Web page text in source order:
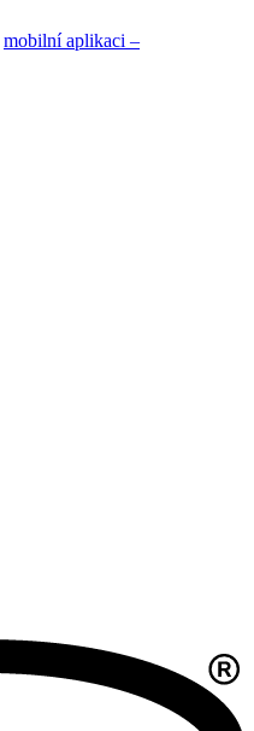
mobilní aplikaci –